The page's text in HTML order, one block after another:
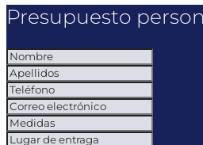
Presupuesto